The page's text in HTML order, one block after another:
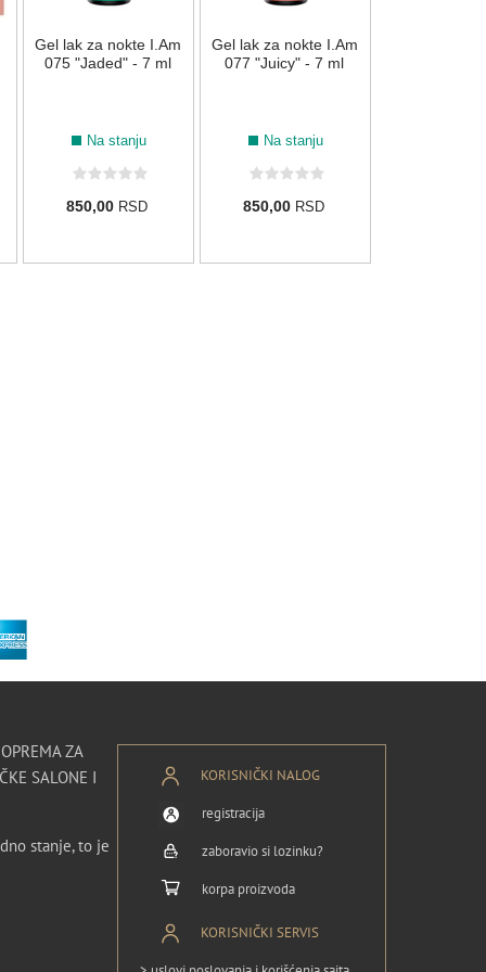
Gel lak za nokte I.Am
075 "Jaded" - 7 ml
Na stanju
850,00 RSD
Gel lak za nokte I.Am
077 "Juicy" - 7 ml
Na stanju
850,00 RSD
ZA
SALONE I
stanje, to je
KORISNIČKI NALOG
registracija
zaboravio si lozinku?
korpa proizvoda
KORISNIČKI SERVIS